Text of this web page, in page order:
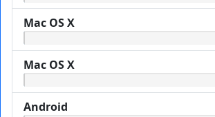
Mac OS X
Mac OS X
Android